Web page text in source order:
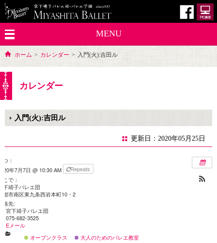
MENU
ホーム > カレンダー > 入門(火):吉田ル
カレンダー
入門(火):吉田ル
更新日：2020年05月25日
つ：
年7月7日 @ 10:30 AM
Repeats
こで：
下靖子バレエ団
都市南区東九条西岩本町10・2
絡先:
宮下靖子バレエ団
075-682-3525
Eメール
オープンクラス
大人のためのバレエ教室